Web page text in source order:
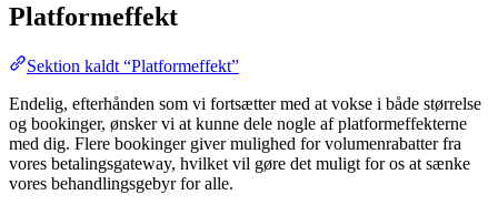
Platformeffekt
Sektion kaldt “Platformeffekt”
Endelig, efterhånden som vi fortsætter med at vokse i både størrelse
og bookinger, ønsker vi at kunne dele nogle af platformeffekterne
med dig. Flere bookinger giver mulighed for volumenrabatter fra
vores betalingsgateway, hvilket vil gøre det muligt for os at sænke
vores behandlingsgebyr for alle.